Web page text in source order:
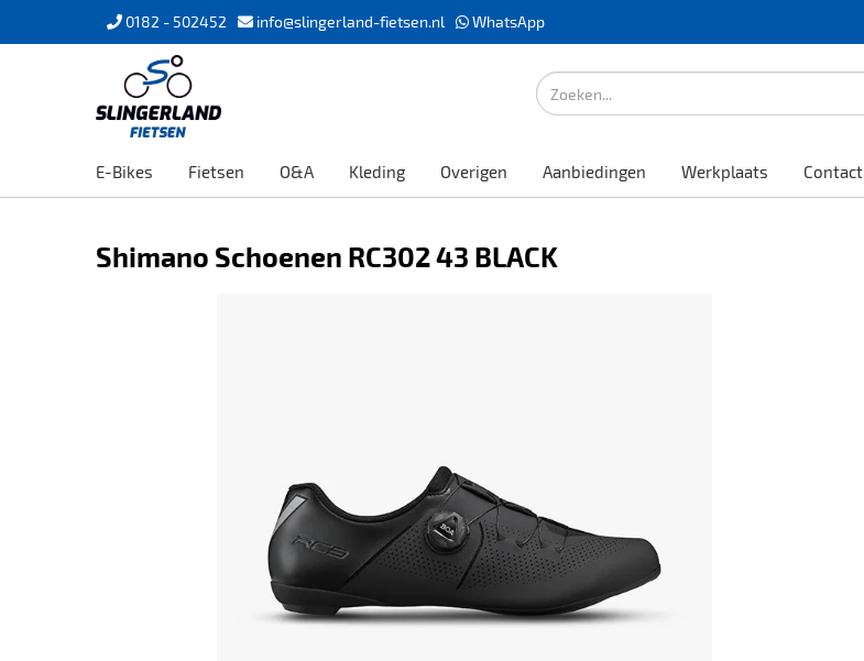
0182 - 502452 info@slingerland-fietsen.nl WhatsApp
E-Bikes Fietsen O&A Kleding Overigen Aanbiedingen Werkplaats Contact
Shimano Schoenen RC302 43 BLACK